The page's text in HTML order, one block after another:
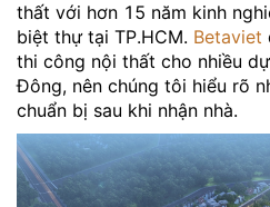
thất với hơn 15 năm kinh
biệt thự tại TP.HCM. Betaviet
thi công nội thất cho nhiều
Đông, nên chúng tôi hiểu rõ
chuẩn bị sau khi nhận nhà.